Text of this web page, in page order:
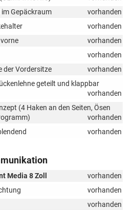
Gepäckraum
vorhanden
vorhanden
vorhanden
vorhanden
der Vordersitze
vorhanden
geteilt und klappbar
vorhanden
(4 Haken an den Seiten, Ösen
vorhanden
vorhanden
Media 8 Zoll
vorhanden
vorhanden
vorhanden